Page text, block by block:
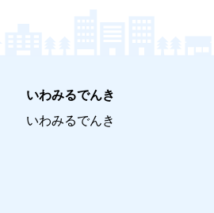
いわみるでんき
いわみるでんき